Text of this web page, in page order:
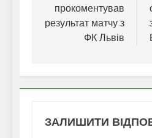
прокоментував
результат матчу з
ФК Львів
ЗАЛИШИТИ